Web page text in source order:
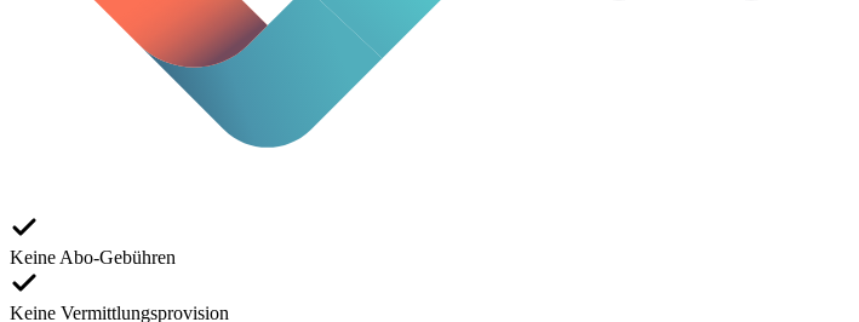
Keine Abo-Gebühren
Keine Vermittlungsprovision